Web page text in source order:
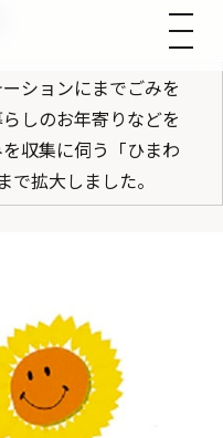
ションにまでごみを
しのお年寄りなどを
収集に伺う「ひまわ
拡大しました。